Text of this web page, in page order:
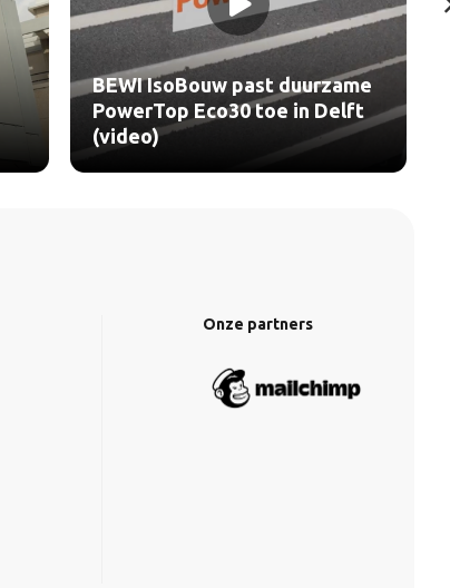
BEWI IsoBouw past duurzame
PowerTop Eco30 toe in Delft
(video)
Onze partners